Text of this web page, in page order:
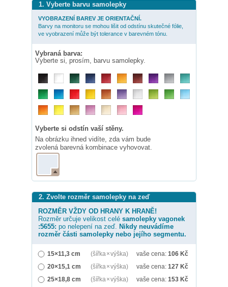
1. Vyberte barvu samolepky
VYOBRAZENÍ BAREV JE ORIENTAČNÍ.
Barvy na monitoru se mohou lišit od odstínu skutečné fólie,
ve vyobrazení může být tolerance v barevném tónu.
Vybraná barva:
Vyberte si, prosím, barvu samolepky.
Vyberte si odstín vaší stěny.
Na obrázku ihned vidíte, zda vám bude
zvolená barevná kombinace vyhovovat.
2. Zvolte rozměr samolepky na zeď
ROZMĚR VŽDY OD HRANY K HRANĚ!
Rozměr určuje velikost celé samolepky vagonek
:5655: po nelepení na zeď. Nikdy neuvádíme
rozměr části samolepky nebo jejího segmentu.
15×11,3 cm (šířka × výška) vaše cena: 106 Kč
20×15,1 cm
(šířka × výška) vaše cena: 127 Kč
25×18,8 cm
(šířka × výška) vaše cena: 153 Kč